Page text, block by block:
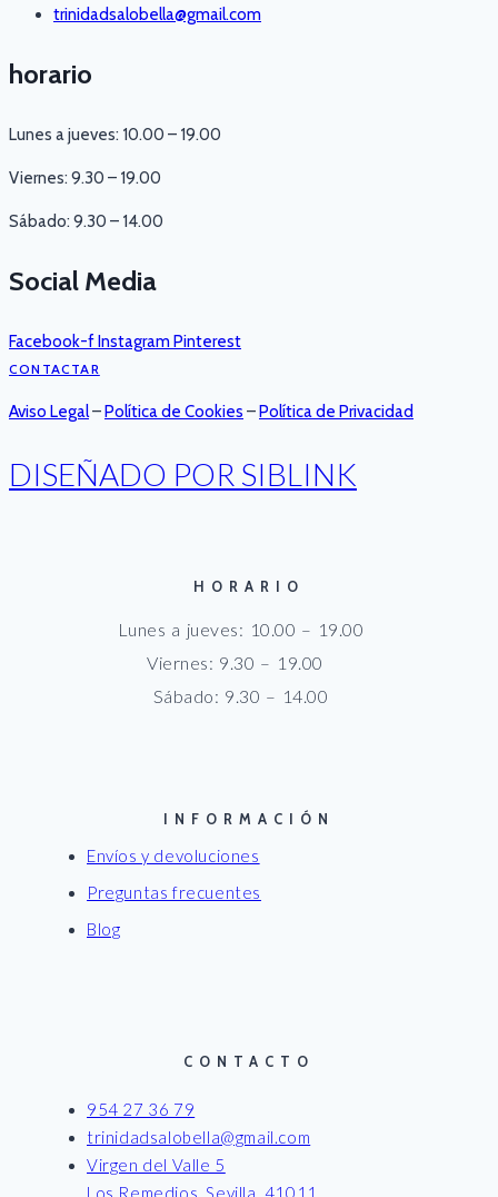
trinidadsalobella@gmail.com
horario
Lunes a jueves: 10.00 – 19.00
Viernes: 9.30 – 19.00
Sábado: 9.30 – 14.00
Social Media
Facebook-fInstagramPinterest
CONTACTAR
Aviso Legal–Política de Cookies –Política de Privacidad
DISEÑADO POR SIBLINK
HORARIO
Lunes a jueves: 10.00 – 19.00
Viernes: 9.30 – 19.00
Sábado: 9.30 – 14.00
INFORMACIÓN
Envíos y devoluciones
Preguntas frecuentes
Blog
CONTACTO
954 27 36 79
trinidadsalobella@gmail.com
Virgen del Valle 5
Los Remedios, Sevilla. 41011